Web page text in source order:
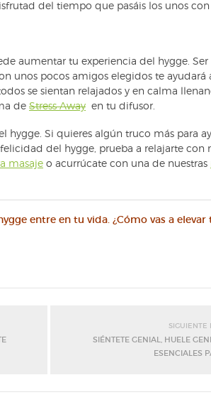
del tiempo que pasáis los unos con
aumentar tu experiencia del hygge. Ser
unos pocos amigos elegidos te ayudará
se sientan relajados y en calma
de Stress Away en tu difusor.
hygge. Si quieres algún truco más para
del hygge, prueba a relajarte con
masaje o acurrúcate con una de nuestras
entre en tu vida. ¿Cómo vas a elevar
SIGUIENTE
SIÉNTETE GENIAL, HUELE
ESENCIALES